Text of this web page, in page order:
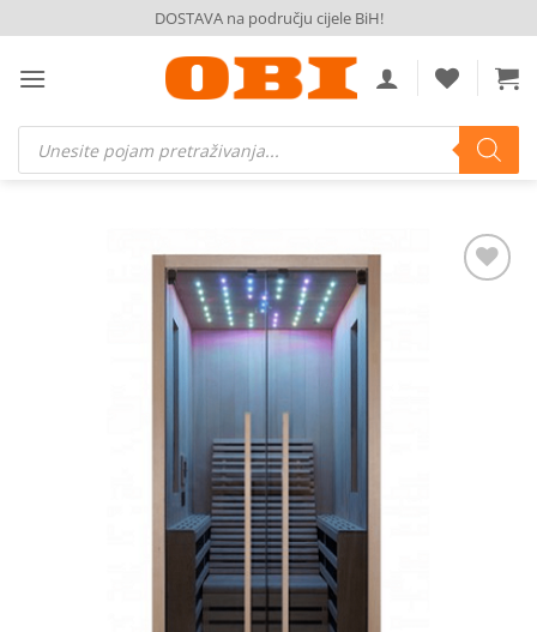
to
content
DOSTAVA na području cijele BiH!
Products
search